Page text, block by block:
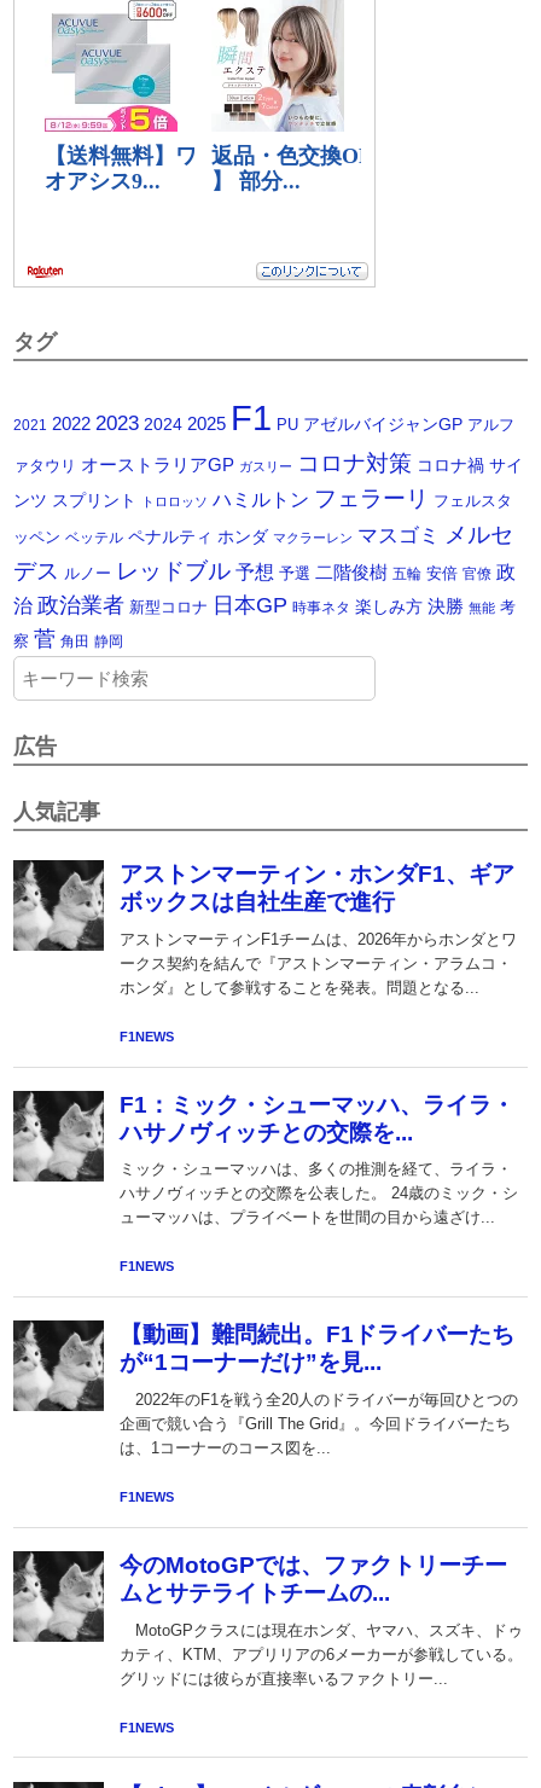
タグ
2021 2022 2023 2024 2025 F1 PU アゼルバイジャンGP アルフ
ァタウリ オーストラリアGP ガスリー コロナ対策 コロナ禍 サイ
ンツ スプリント トロロッソ ハミルトン フェラーリ
フェルスタ
ッペン ベッテル ペナルティ ホンダ マクラーレン マスゴミ
メルセ
デス ルノー レッドブル 予想 予選 二階俊樹 五輪 安倍 官僚 政
治 政治業者 新型コロナ 日本GP 時事ネタ 楽しみ方 決勝 無能 考
察 菅 角田 静岡
広告
人気記事